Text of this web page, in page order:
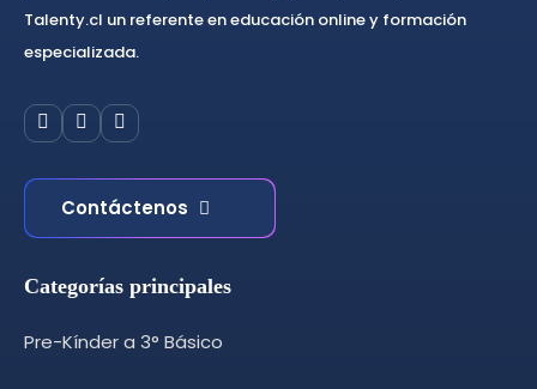
Talenty.cl un referente en educación online y formación
especializada.
Contáctenos
Categorías principales
Pre-Kínder a 3° Básico